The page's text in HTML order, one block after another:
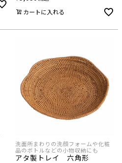
カートに入れる
洗面所まわりの洗顔フォームや化粧
品のボトルなどの小物収納にも
アタ製トレイ 六角形